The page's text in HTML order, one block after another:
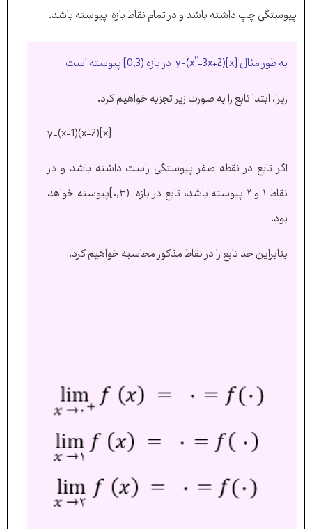
پیوستگی چپ داشته باشد و در تمام نقاط بازه پیوسته باشد.
به طور مثال y=(x ۲-3x+2)[x] در بازه (0,3] پیوسته است
زیرا،ابتدا تابع را به صورت زیر تجزیه خواهیم کرد.
y=(x-1)(x-2)[x]
اگر تابع در نقطه صفر پیوستگی راست داشته باشد و در
نقاط ۱ و ۲ پیوسته باشد، تابع در بازه (۰,۳]پیوسته خواهد
بود.
بنابراین حد تابع را در نقاط مذکور محاسبه خواهیم کرد.